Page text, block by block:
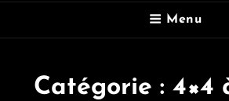
Menu
Catégorie : 4×4